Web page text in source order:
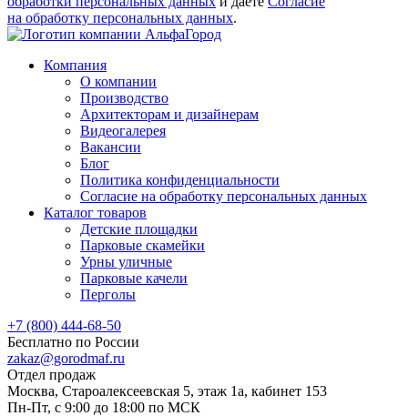
на обработку персональных данных.
Компания
О компании
Производство
Архитекторам и дизайнерам
Видеогалерея
Вакансии
Блог
Политика конфиденциальности
Согласие на обработку персональных данных
Каталог товаров
Детские площадки
Парковые скамейки
Урны уличные
Парковые качели
Перголы
+7 (800) 444-68-50
Бесплатно по России
zakaz@gorodmaf.ru
Отдел продаж
Москва, Староалексеевская 5, этаж 1а, кабинет 153
Пн-Пт, с 9:00 до 18:00 по МСК